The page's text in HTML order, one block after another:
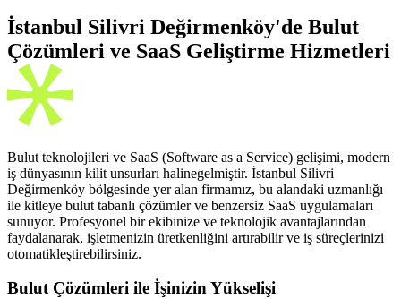
İstanbul Silivri Değirmenköy'de Bulut
Çözümleri ve SaaS Geliştirme Hizmetleri
Bulut teknolojileri ve SaaS (Software as a Service) gelişimi, modern
iş dünyasının kilit unsurları halinegelmiştir. İstanbul Silivri
Değirmenköy bölgesinde yer alan firmamız, bu alandaki uzmanlığı
ile kitleye bulut tabanlı çözümler ve benzersiz SaaS uygulamaları
sunuyor. Profesyonel bir ekibinize ve teknolojik avantajlarından
faydalanarak, işletmenizin üretkenliğini artırabilir ve iş süreçlerinizi
otomatikleştirebilirsiniz.
Bulut Çözümleri ile İşinizin Yükselişi